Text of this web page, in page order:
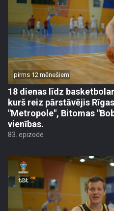
pirms 12 mēnešiem
18 dienas līdz
kurš reiz pārstāvējis
"Metropole", Bitomas
vienības.
83. epizode